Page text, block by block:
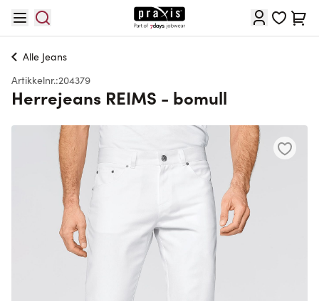
Cart
Alle Jeans
Artikkelnr.:204379
Herrejeans REIMS - bomull